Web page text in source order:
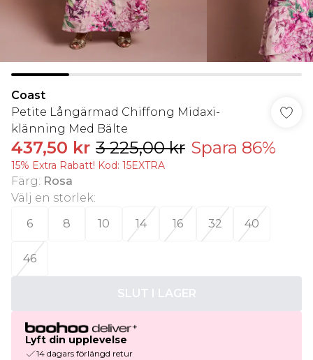
Coast
Petite Långärmad Chiffong Midaxi-
klänning Med Bälte
437,50 kr 3 225,00 kr Spara 86%
15% Extra Rabatt! Kod: 15EXTRA
Färg: Rosa
Välj en storlek:
6
8 10 14 16 32 40
46
SLUT I LAGER
Lyft din upplevelse
14 dagars förlängd retur